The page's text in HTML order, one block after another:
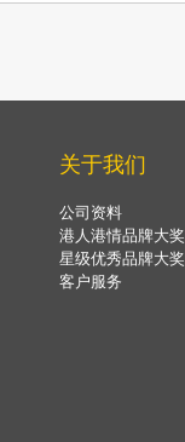
关于我们
公司资料
港人港情品牌大奖
星级优秀品牌大奖
客户服务